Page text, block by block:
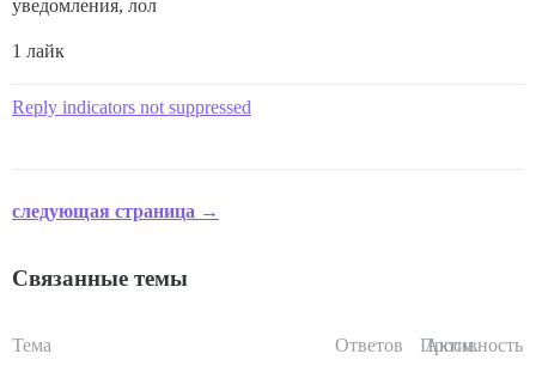
уведомления, лол
1 лайк
Reply indicators not suppressed
следующая страница →
Связанные темы
Тема Ответов Просм.
Активность